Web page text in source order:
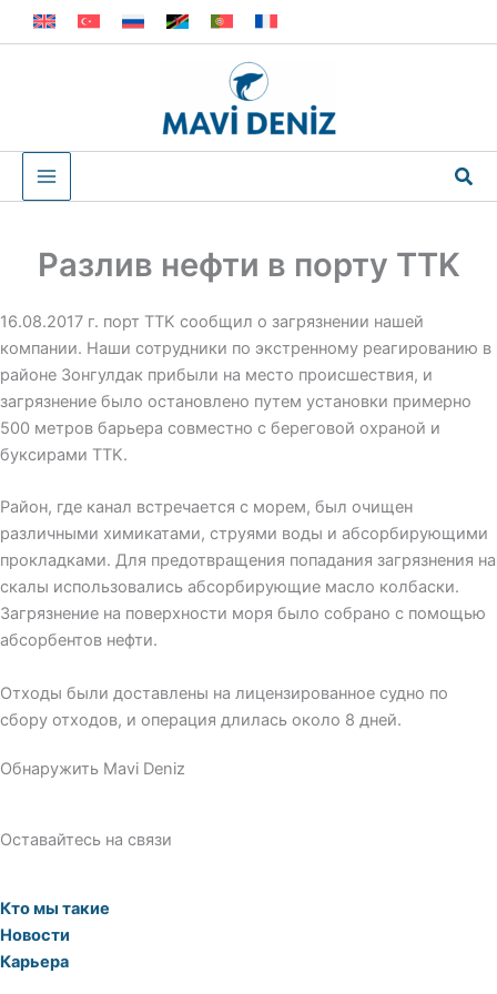
Перейти
к
Разлив нефти в порту TTK
16.08.2017 г. порт TTK сообщил о загрязнении нашей
компании. Наши сотрудники по экстренному реагированию в
районе Зонгулдак прибыли на место происшествия, и
загрязнение было остановлено путем установки примерно
500 метров барьера совместно с береговой охраной и
буксирами TTK.
Район, где канал встречается с морем, был очищен
различными химикатами, струями воды и абсорбирующими
прокладками. Для предотвращения попадания загрязнения на
скалы использовались абсорбирующие масло колбаски.
Загрязнение на поверхности моря было собрано с помощью
абсорбентов нефти.
Отходы были доставлены на лицензированное судно по
сбору отходов, и операция длилась около 8 дней.
Обнаружить Mavi Deniz
Оставайтесь на связи
Кто мы такие
Новости
Карьера